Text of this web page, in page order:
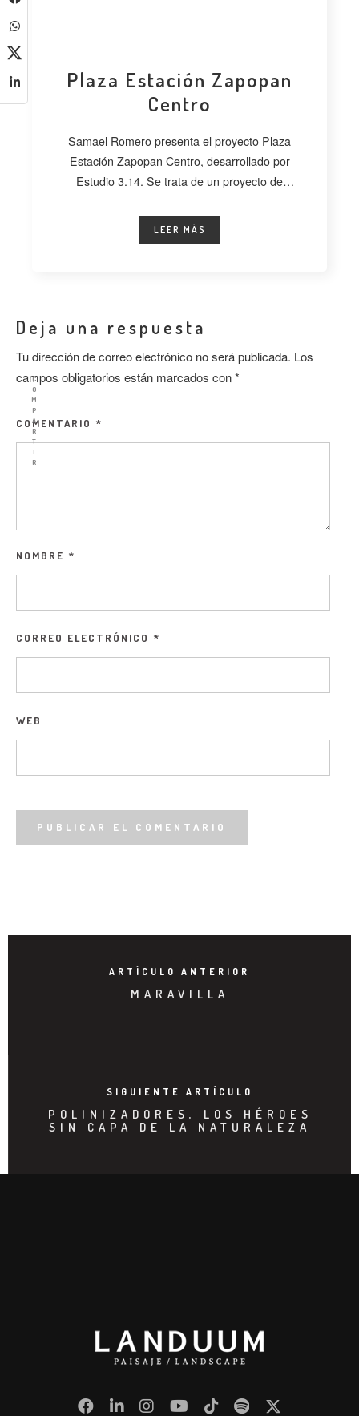
C
O
M
P
A
R
T
I
R
Plaza Estación Zapopan
Centro
Samael Romero presenta el proyecto Plaza
Estación Zapopan Centro, desarrollado por
Estudio 3.14. Se trata de un proyecto de
LEER MÁS
Deja una respuesta
Tu dirección de correo electrónico no será publicada. Los
campos obligatorios están marcados con*
COMENTARIO *
NOMBRE *
CORREO ELECTRÓNICO *
WEB
ARTÍCULO ANTERIOR
MARAVILLA
SIGUIENTE ARTÍCULO
POLINIZADORES, LOS HÉROES
SIN CAPA DE LA NATURALEZA